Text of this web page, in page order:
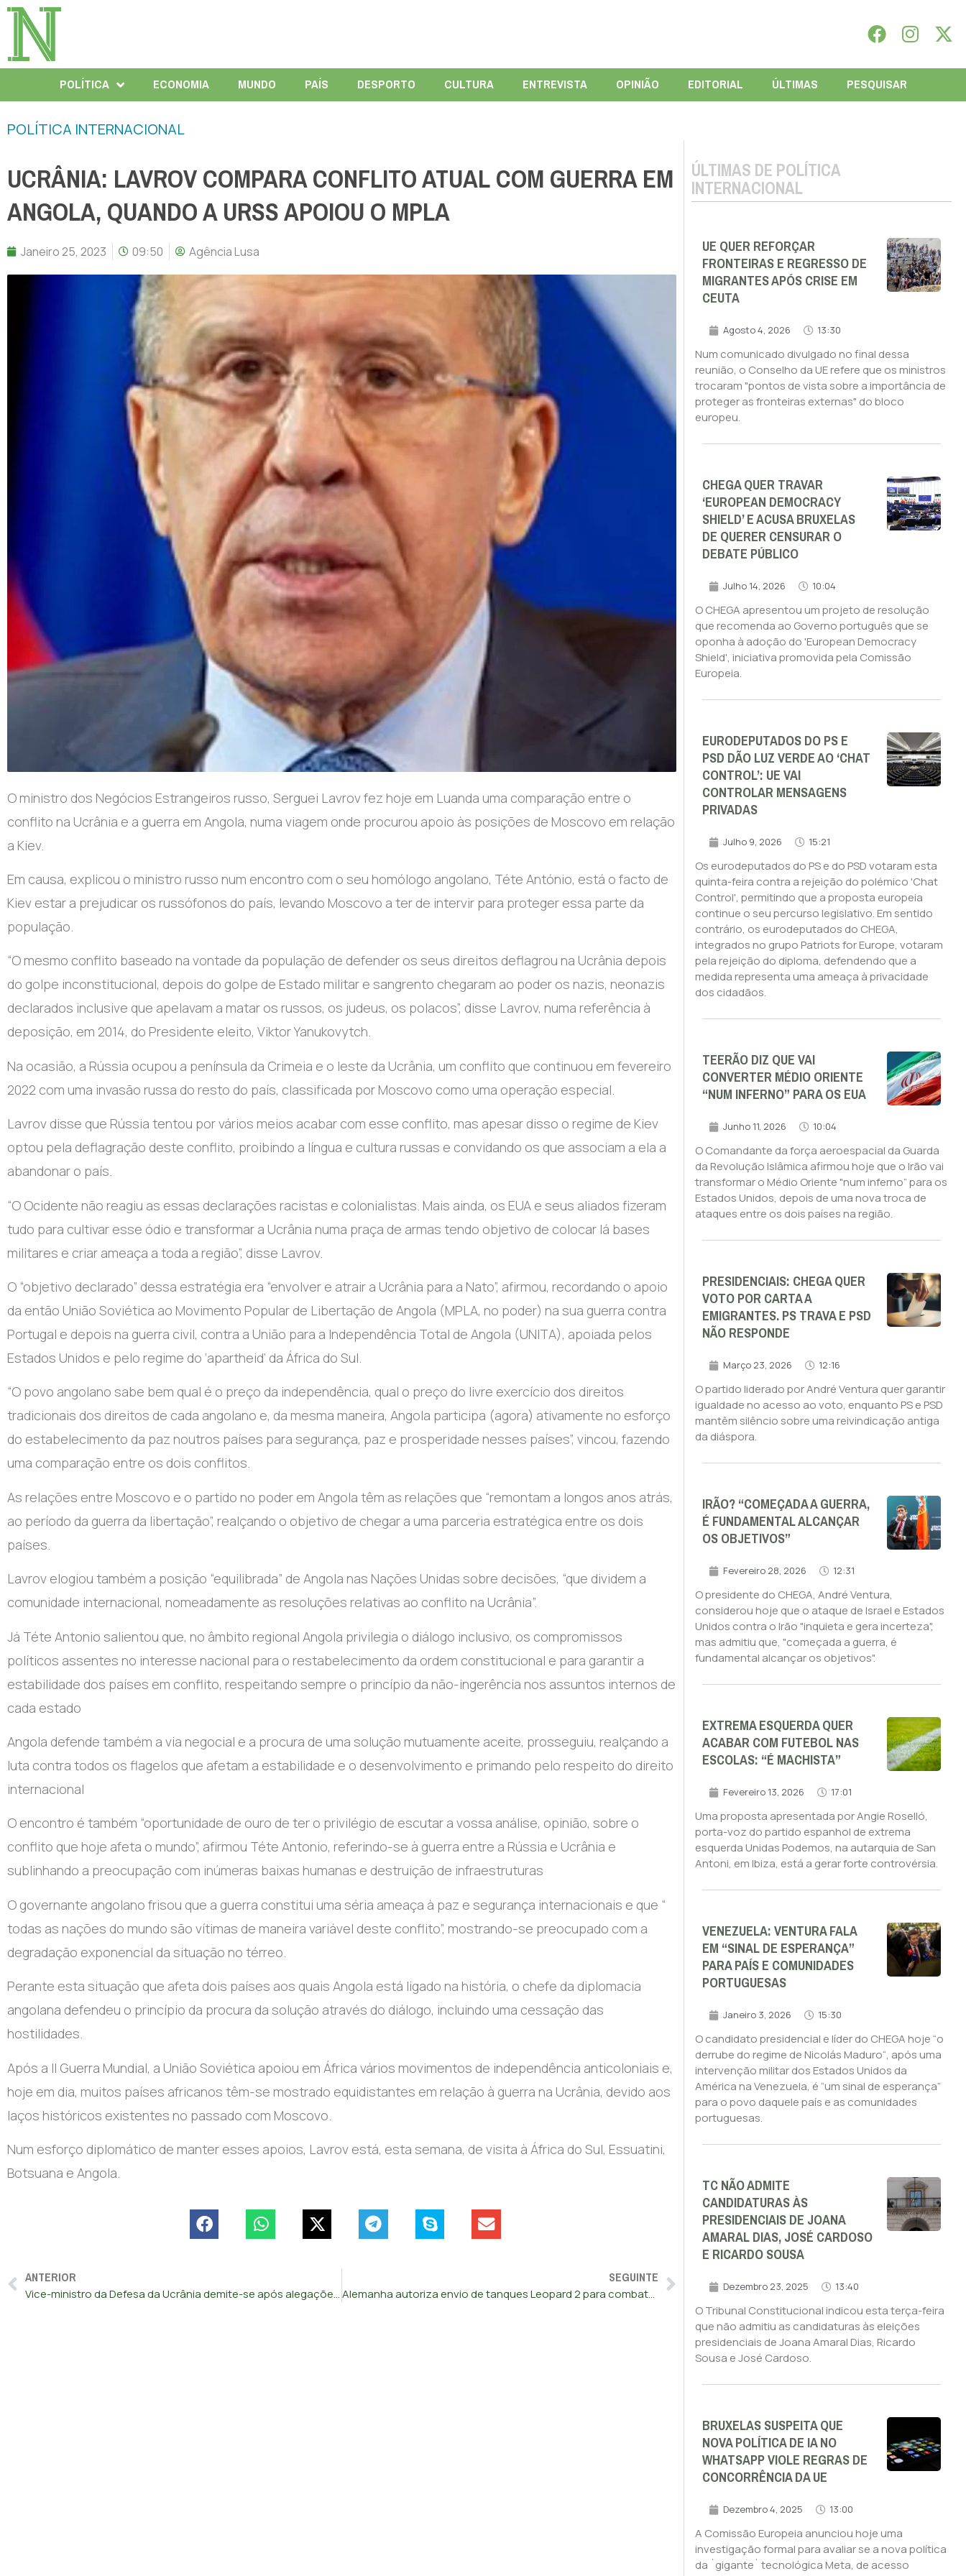
POLÍTICA ECONOMIA MUNDO PAÍS DESPORTO CULTURA ENTREVISTA OPINIÃO EDITORIAL ÚLTIMAS PESQUISAR
POLÍTICA INTERNACIONAL
UCRÂNIA: LAVROV COMPARA CONFLITO ATUAL COM GUERRA EM
ANGOLA, QUANDO A URSS APOIOU O MPLA
Janeiro 25, 2023 09:50 Agência Lusa
O ministro dos Negócios Estrangeiros russo, Serguei Lavrov fez hoje em Luanda uma comparação entre o
conflito na Ucrânia e a guerra em Angola, numa viagem onde procurou apoio às posições de Moscovo em relação
a Kiev.
Em causa, explicou o ministro russo num encontro com o seu homólogo angolano, Téte António, está o facto de
Kiev estar a prejudicar os russófonos do país, levando Moscovo a ter de intervir para proteger essa parte da
população.
“O mesmo conflito baseado na vontade da população de defender os seus direitos deflagrou na Ucrânia depois
do golpe inconstitucional, depois do golpe de Estado militar e sangrento chegaram ao poder os nazis, neonazis
declarados inclusive que apelavam a matar os russos, os judeus, os polacos”, disse Lavrov, numa referência à
deposição, em 2014, do Presidente eleito, Viktor Yanukovytch.
Na ocasião, a Rússia ocupou a península da Crimeia e o leste da Ucrânia, um conflito que continuou em fevereiro
2022 com uma invasão russa do resto do país, classificada por Moscovo como uma operação especial.
Lavrov disse que Rússia tentou por vários meios acabar com esse conflito, mas apesar disso o regime de Kiev
optou pela deflagração deste conflito, proibindo a língua e cultura russas e convidando os que associam a ela a
abandonar o país.
“O Ocidente não reagiu as essas declarações racistas e colonialistas. Mais ainda, os EUA e seus aliados fizeram
tudo para cultivar esse ódio e transformar a Ucrânia numa praça de armas tendo objetivo de colocar lá bases
militares e criar ameaça a toda a região”, disse Lavrov.
O “objetivo declarado” dessa estratégia era “envolver e atrair a Ucrânia para a Nato”, afirmou, recordando o apoio
da então União Soviética ao Movimento Popular de Libertação de Angola (MPLA, no poder) na sua guerra contra
Portugal e depois na guerra civil, contra a União para a Independência Total de Angola (UNITA), apoiada pelos
Estados Unidos e pelo regime do ‘apartheid’ da África do Sul.
“O povo angolano sabe bem qual é o preço da independência, qual o preço do livre exercício dos direitos
tradicionais dos direitos de cada angolano e, da mesma maneira, Angola participa (agora) ativamente no esforço
do estabelecimento da paz noutros países para segurança, paz e prosperidade nesses países”, vincou, fazendo
uma comparação entre os dois conflitos.
As relações entre Moscovo e o partido no poder em Angola têm as relações que “remontam a longos anos atrás,
ao período da guerra da libertação”, realçando o objetivo de chegar a uma parceria estratégica entre os dois
países.
Lavrov elogiou também a posição “equilibrada” de Angola nas Nações Unidas sobre decisões, “que dividem a
comunidade internacional, nomeadamente as resoluções relativas ao conflito na Ucrânia”.
Já Téte Antonio salientou que, no âmbito regional Angola privilegia o diálogo inclusivo, os compromissos
políticos assentes no interesse nacional para o restabelecimento da ordem constitucional e para garantir a
estabilidade dos países em conflito, respeitando sempre o princípio da não-ingerência nos assuntos internos de
cada estado
Angola defende também a via negocial e a procura de uma solução mutuamente aceite, prosseguiu, realçando a
luta contra todos os flagelos que afetam a estabilidade e o desenvolvimento e primando pelo respeito do direito
internacional
O encontro é também “oportunidade de ouro de ter o privilégio de escutar a vossa análise, opinião, sobre o
conflito que hoje afeta o mundo”, afirmou Téte Antonio, referindo-se à guerra entre a Rússia e Ucrânia e
sublinhando a preocupação com inúmeras baixas humanas e destruição de infraestruturas
O governante angolano frisou que a guerra constitui uma séria ameaça à paz e segurança internacionais e que “
todas as nações do mundo são vítimas de maneira variável deste conflito”, mostrando-se preocupado com a
degradação exponencial da situação no térreo.
Perante esta situação que afeta dois países aos quais Angola está ligado na história, o chefe da diplomacia
angolana defendeu o princípio da procura da solução através do diálogo, incluindo uma cessação das
hostilidades.
Após a II Guerra Mundial, a União Soviética apoiou em África vários movimentos de independência anticoloniais e,
hoje em dia, muitos países africanos têm-se mostrado equidistantes em relação à guerra na Ucrânia, devido aos
laços históricos existentes no passado com Moscovo.
Num esforço diplomático de manter esses apoios, Lavrov está, esta semana, de visita à África do Sul, Essuatini,
Botsuana e Angola.
ANTERIOR
Vice-ministro da Defesa da Ucrânia demite-se após alegações de corrupção
SEGUINTE
Alemanha autoriza envio de tanques Leopard 2 para combater russos
ÚLTIMAS DE POLÍTICA
INTERNACIONAL
UE QUER REFORÇAR
FRONTEIRAS E REGRESSO DE
MIGRANTES APÓS CRISE EM
CEUTA
Agosto 4, 2026 13:30
Num comunicado divulgado no final dessa
reunião, o Conselho da UE refere que os ministros
trocaram "pontos de vista sobre a importância de
proteger as fronteiras externas" do bloco
europeu.
CHEGA QUER TRAVAR
‘EUROPEAN DEMOCRACY
SHIELD’ E ACUSA BRUXELAS
DE QUERER CENSURAR O
DEBATE PÚBLICO
Julho 14, 2026 10:04
O CHEGA apresentou um projeto de resolução
que recomenda ao Governo português que se
oponha à adoção do 'European Democracy
Shield', iniciativa promovida pela Comissão
Europeia.
EURODEPUTADOS DO PS E
PSD DÃO LUZ VERDE AO ‘CHAT
CONTROL’: UE VAI
CONTROLAR MENSAGENS
PRIVADAS
Julho 9, 2026 15:21
Os eurodeputados do PS e do PSD votaram esta
quinta-feira contra a rejeição do polémico 'Chat
Control', permitindo que a proposta europeia
continue o seu percurso legislativo. Em sentido
contrário, os eurodeputados do CHEGA,
integrados no grupo Patriots for Europe, votaram
pela rejeição do diploma, defendendo que a
medida representa uma ameaça à privacidade
dos cidadãos.
TEERÃO DIZ QUE VAI
CONVERTER MÉDIO ORIENTE
“NUM INFERNO” PARA OS EUA
Junho 11, 2026 10:04
O Comandante da força aeroespacial da Guarda
da Revolução Islâmica afirmou hoje que o Irão vai
transformar o Médio Oriente "num inferno” para os
Estados Unidos, depois de uma nova troca de
ataques entre os dois países na região.
PRESIDENCIAIS: CHEGA QUER
VOTO POR CARTA A
EMIGRANTES. PS TRAVA E PSD
NÃO RESPONDE
Março 23, 2026 12:16
O partido liderado por André Ventura quer garantir
igualdade no acesso ao voto, enquanto PS e PSD
mantêm silêncio sobre uma reivindicação antiga
da diáspora.
IRÃO? “COMEÇADA A GUERRA,
É FUNDAMENTAL ALCANÇAR
OS OBJETIVOS”
Fevereiro 28, 2026 12:31
O presidente do CHEGA, André Ventura,
considerou hoje que o ataque de Israel e Estados
Unidos contra o Irão "inquieta e gera incerteza",
mas admitiu que, "começada a guerra, é
fundamental alcançar os objetivos".
EXTREMA ESQUERDA QUER
ACABAR COM FUTEBOL NAS
ESCOLAS: “É MACHISTA”
Fevereiro 13, 2026 17:01
Uma proposta apresentada por Angie Roselló,
porta-voz do partido espanhol de extrema
esquerda Unidas Podemos, na autarquia de San
Antoni, em Ibiza, está a gerar forte controvérsia.
VENEZUELA: VENTURA FALA
EM “SINAL DE ESPERANÇA”
PARA PAÍS E COMUNIDADES
PORTUGUESAS
Janeiro 3, 2026 15:30
O candidato presidencial e líder do CHEGA hoje “o
derrube do regime de Nicolás Maduro“, após uma
intervenção militar dos Estados Unidos da
América na Venezuela, é “um sinal de esperança”
para o povo daquele país e as comunidades
portuguesas.
TC NÃO ADMITE
CANDIDATURAS ÀS
PRESIDENCIAIS DE JOANA
AMARAL DIAS, JOSÉ CARDOSO
E RICARDO SOUSA
Dezembro 23, 2025 13:40
O Tribunal Constitucional indicou esta terça-feira
que não admitiu as candidaturas às eleições
presidenciais de Joana Amaral Dias, Ricardo
Sousa e José Cardoso.
BRUXELAS SUSPEITA QUE
NOVA POLÍTICA DE IA NO
WHATSAPP VIOLE REGRAS DE
CONCORRÊNCIA DA UE
Dezembro 4, 2025 13:00
A Comissão Europeia anunciou hoje uma
investigação formal para avaliar se a nova política
da `gigante` tecnológica Meta, de acesso